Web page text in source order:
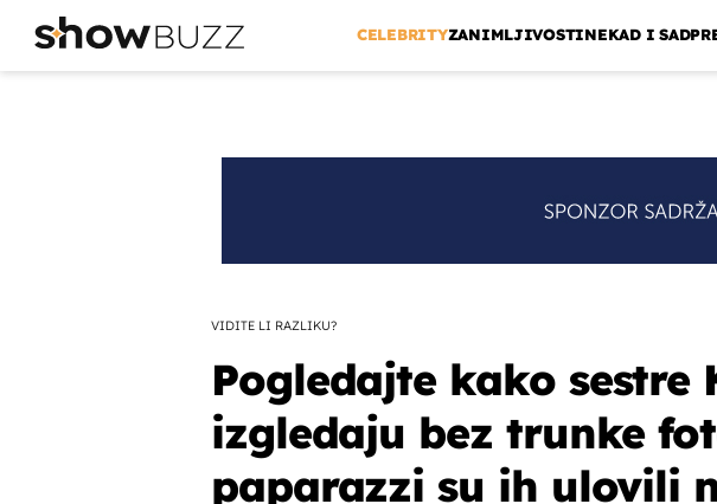
CELEBRITYZANIMLJIVOSTINEKAD I SAD
VIDITE LI RAZLIKU?
Pogledajte kako sestre
izgledaju bez trunke
paparazzi su ih ulovili